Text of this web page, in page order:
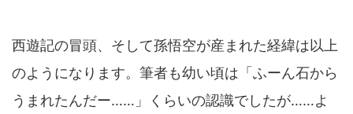
西遊記の冒頭、そして孫悟空が産まれた経緯は以上
のようになります。筆者も幼い頃は「ふーん石から
うまれたんだー……」くらいの認識でしたが……よ